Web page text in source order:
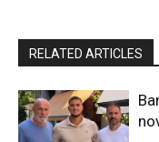
RELATED ARTICLES